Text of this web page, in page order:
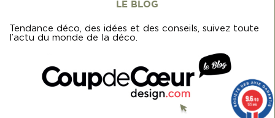
LE BLOG
Tendance déco, des idées et des conseils, suivez toute
l’actu du monde de la déco.
9.6/10
129 avis